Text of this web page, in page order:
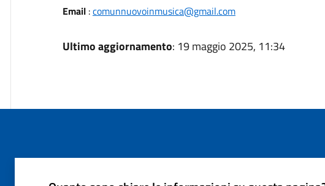
Email:comunnuovoinmusica@gmail.com
Ultimo aggiornamento: 19 maggio 2025, 11:34